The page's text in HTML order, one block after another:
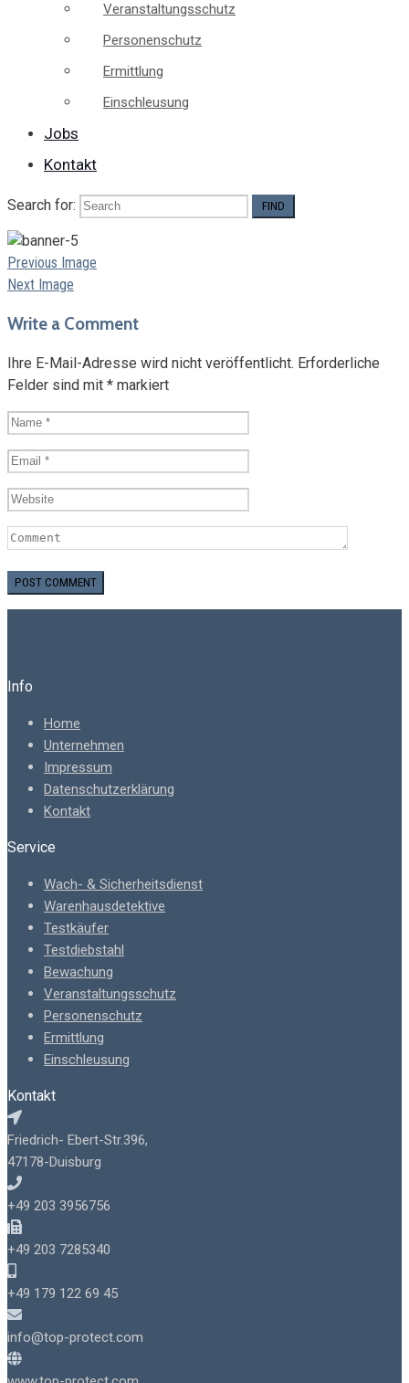
Veranstaltungsschutz
Personenschutz
Ermittlung
Einschleusung
Jobs
Kontakt
Search for:
Previous Image
Next Image
Write a Comment
Ihre E-Mail-Adresse wird nicht veröffentlicht. Erforderliche
Felder sind mit * markiert
Info
Home
Unternehmen
Impressum
Datenschutzerklärung
Kontakt
Service
Wach- & Sicherheitsdienst
Warenhausdetektive
Testkäufer
Testdiebstahl
Bewachung
Veranstaltungsschutz
Personenschutz
Ermittlung
Einschleusung
Kontakt
Friedrich- Ebert-Str.396,
47178-Duisburg
+49 203 3956756
+49 203 7285340
+49 179 122 69 45
info@top-protect.com